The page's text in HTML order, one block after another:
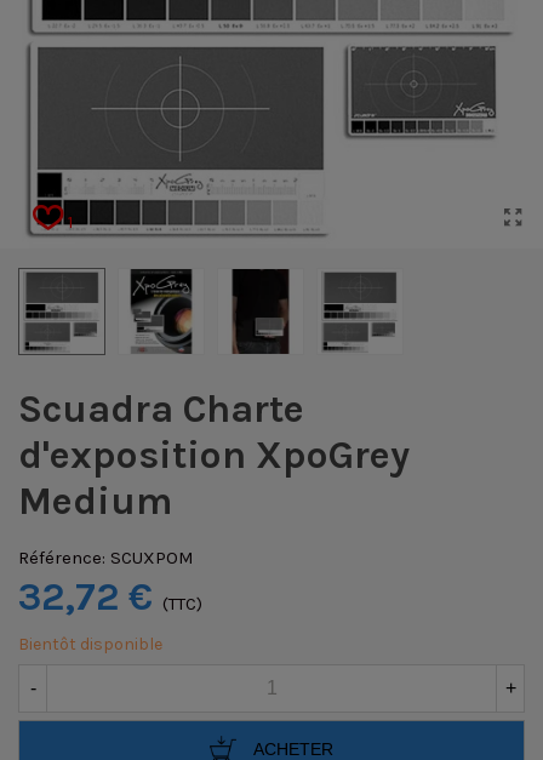
1
Scuadra Charte
d'exposition XpoGrey
Medium
Référence: SCUXPOM
32,72 € (TTC)
Bientôt disponible
- +
ACHETER